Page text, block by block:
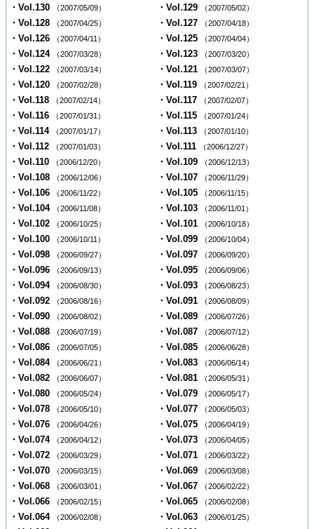
・Vol.130 （2007/05/09） ・Vol.129 （2007/05/02）
・Vol.128 （2007/04/25） ・Vol.127 （2007/04/18）
・Vol.126 （2007/04/11） ・Vol.125 （2007/04/04）
・Vol.124 （2007/03/28） ・Vol.123 （2007/03/20）
・Vol.122 （2007/03/14） ・Vol.121 （2007/03/07）
・Vol.120 （2007/02/28） ・Vol.119 （2007/02/21）
・Vol.118 （2007/02/14） ・Vol.117 （2007/02/07）
・Vol.116 （2007/01/31） ・Vol.115 （2007/01/24）
・Vol.114 （2007/01/17） ・Vol.113 （2007/01/10）
・Vol.112 （2007/01/03） ・Vol.111 （2006/12/27）
・Vol.110 （2006/12/20） ・Vol.109 （2006/12/13）
・Vol.108 （2006/12/06） ・Vol.107 （2006/11/29）
・Vol.106 （2006/11/22） ・Vol.105 （2006/11/15）
・Vol.104 （2006/11/08） ・Vol.103 （2006/11/01）
・Vol.102 （2006/10/25） ・Vol.101 （2006/10/18）
・Vol.100 （2006/10/11） ・Vol.099 （2006/10/04）
・Vol.098 （2006/09/27） ・Vol.097 （2006/09/20）
・Vol.096 （2006/09/13） ・Vol.095 （2006/09/06）
・Vol.094 （2006/08/30） ・Vol.093 （2006/08/23）
・Vol.092 （2006/08/16） ・Vol.091 （2006/08/09）
・Vol.090 （2006/08/02） ・Vol.089 （2006/07/26）
・Vol.088 （2006/07/19） ・Vol.087 （2006/07/12）
・Vol.086 （2006/07/05） ・Vol.085 （2006/06/28）
・Vol.084 （2006/06/21） ・Vol.083 （2006/06/14）
・Vol.082 （2006/06/07） ・Vol.081 （2006/05/31）
・Vol.080 （2006/05/24） ・Vol.079 （2006/05/17）
・Vol.078 （2006/05/10） ・Vol.077 （2006/05/03）
・Vol.076 （2006/04/26） ・Vol.075 （2006/04/19）
・Vol.074 （2006/04/12） ・Vol.073 （2006/04/05）
・Vol.072 （2006/03/29） ・Vol.071 （2006/03/22）
・Vol.070 （2006/03/15） ・Vol.069 （2006/03/08）
・Vol.068 （2006/03/01） ・Vol.067 （2006/02/22）
・Vol.066 （2006/02/15） ・Vol.065 （2006/02/08）
・Vol.064 （2006/02/08） ・Vol.063 （2006/01/25）